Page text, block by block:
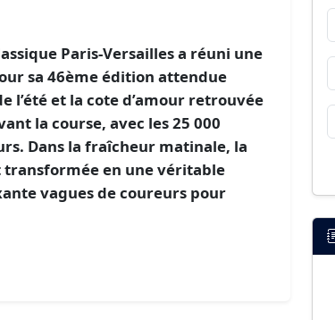
Paris-Versailles a réuni une
sa 46ème édition attendue
l’été et la cote d’amour retrouvée
la course, avec les 25 000
Dans la fraîcheur matinale, la
transformée en une véritable
vagues de coureurs pour